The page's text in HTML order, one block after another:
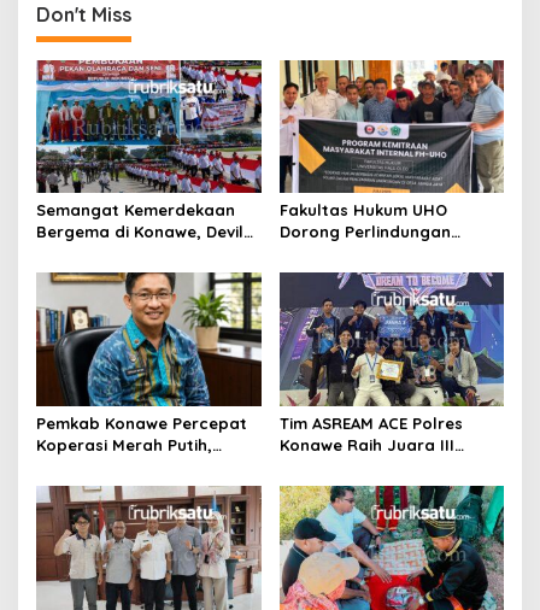
a
s
i
p
o
s
Don't Miss
Semangat Kemerdekaan
Bergema di Konawe, Devile
Barisan
Fakultas Hukum UHO
Dorong Perlindungan
Lokal Tolaki
Pemkab Konawe Percepat
Koperasi Merah Putih,
Persen
Tim ASREAM ACE Polres
Konawe Raih Juara III